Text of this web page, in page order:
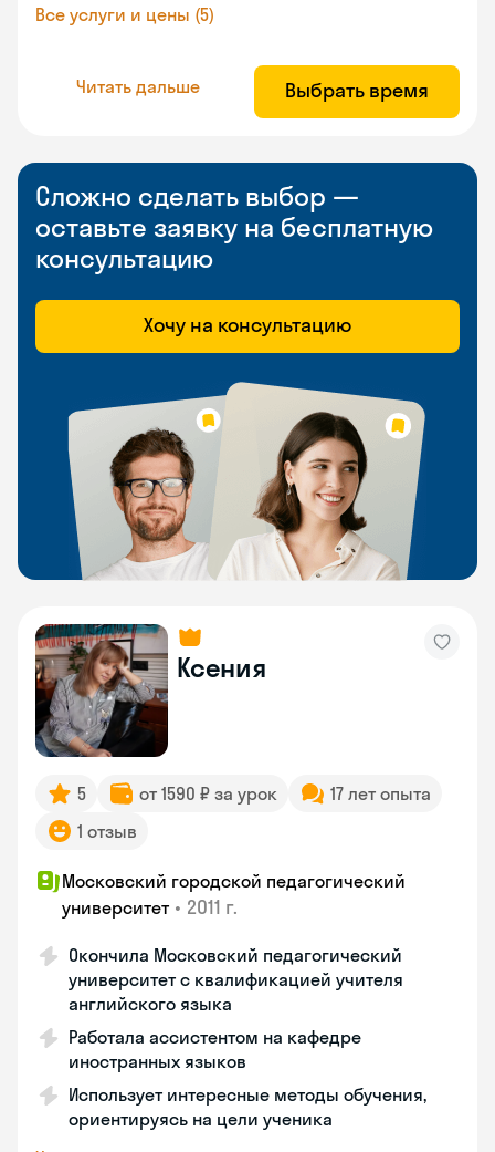
Все услуги и цены (5)
Читать дальше Выбрать время
Сложно сделать выбор —
оставьте заявку на бесплатную
консультацию
Хочу на консультацию
Ксения
5 от 1590 ₽ за урок
17 лет опыта
1 отзыв
Московский городской педагогический
университет • 2011 г.
Окончила Московский педагогический
университет с квалификацией учителя
английского языка
Работала ассистентом на кафедре
иностранных языков
Использует интересные методы обучения,
ориентируясь на цели ученика